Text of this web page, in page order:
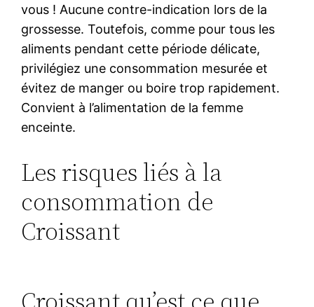
vous ! Aucune contre-indication lors de la
grossesse. Toutefois, comme pour tous les
aliments pendant cette période délicate,
privilégiez une consommation mesurée et
évitez de manger ou boire trop rapidement.
Convient à l’alimentation de la femme
enceinte.
Les risques liés à la
consommation de
Croissant